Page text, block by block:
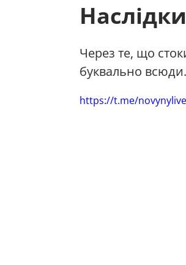
Через те, що
буквально всюди.
https://t.me/